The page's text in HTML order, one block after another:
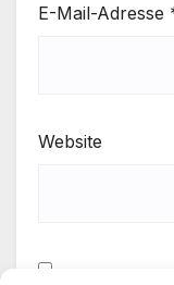
E-Mail-Adresse
Website